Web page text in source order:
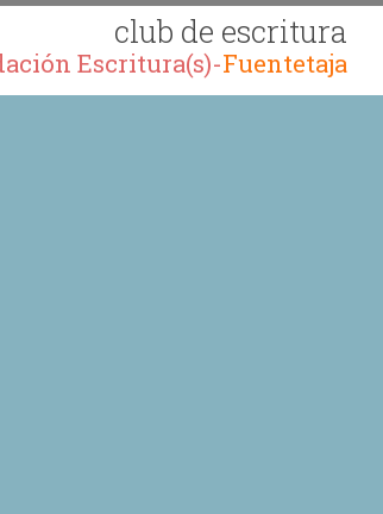
club de escritura
Escritura(s)-Fuentetaja